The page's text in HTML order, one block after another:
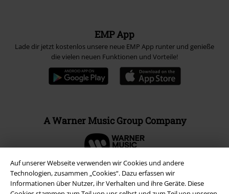
Auf unserer Webseite verwenden wir Cookies und andere
Technologien, zusammen „Cookies“. Dazu erfassen wir
Informationen über Nutzer, ihr Verhalten und ihre Geräte. Diese
EMP App
Lade dir jetzt kostenlos unsere neue EMP App runter und genieße
die vielen neuen Funktionen und Vorteile!
A Warner Music Group Company